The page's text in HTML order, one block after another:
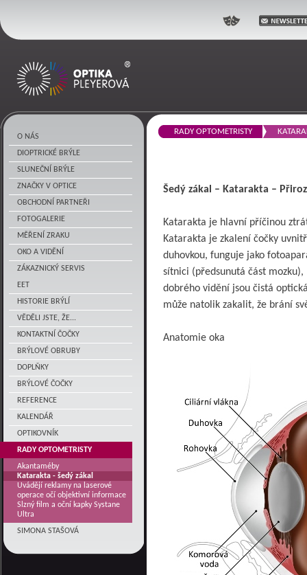
Optika Pleyerová
O NÁS
DIOPTRICKÉ BRÝLE
SLUNEČNÍ BRÝLE
ZNAČKY V OPTICE
OBCHODNÍ PARTNEŘI
FOTOGALERIE
MĚŘENÍ ZRAKU
OKO A VIDĚNÍ
ZÁKAZNICKÝ SERVIS
EET
HISTORIE BRÝLÍ
VĚDĚLI JSTE, ŽE...
KONTAKTNÍ ČOČKY
BRÝLOVÉ OBRUBY
DOPLŇKY
BRÝLOVÉ ČOČKY
REFERENCE
KALENDÁŘ
OPTIKOVNÍK
RADY OPTOMETRISTY
Akantaméby
Katarakta - šedý zákal
Uvádějí reklamy na laserové
operace očí objektivní informace
Slzný film a oční kapky Systane
Ultra
SIMONA STAŠOVÁ
RADY OPTOMETRISTY
Šedý zákal – Katarakta –
Katarakta je hlavní příčinou
Katarakta je zkalení čočky
duhovkou, funguje jako
sítnici (předsunutá část
dobrého vidění jsou čistá
může natolik zakalit, že brání
Anatomie oka